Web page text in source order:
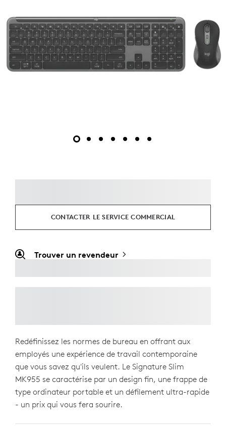
CONTACTER LE SERVICE COMMERCIAL
Trouver un revendeur
Redéfinissez les normes de bureau en offrant aux
employés une expérience de travail contemporaine
que vous savez qu'ils veulent. Le Signature Slim
MK955 se caractérise par un design fin, une frappe de
type ordinateur portable et un défilement ultra-rapide
- un prix qui vous fera sourire.